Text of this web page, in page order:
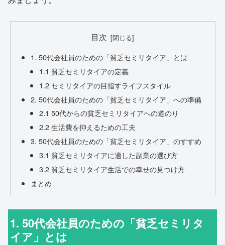
目次
1. 50代会社員のための「貧乏セミリタイア」とは
1.1 貧乏セミリタイアの定義
1.2 セミリタイアの目指すライフスタイル
2. 50代会社員のための「貧乏セミリタイア」への準備
2.1 50代からの貧乏セミリタイアへの道のり
2.2 生活費を抑えるための工夫
3. 50代会社員のための「貧乏セミリタイア」のすすめ
3.1 貧乏セミリタイアに適した副業の選び方
3.2 貧乏セミリタイア生活での幸せの見つけ方
まとめ
1. 50代会社員のための「貧乏セミリタ
イア」とは